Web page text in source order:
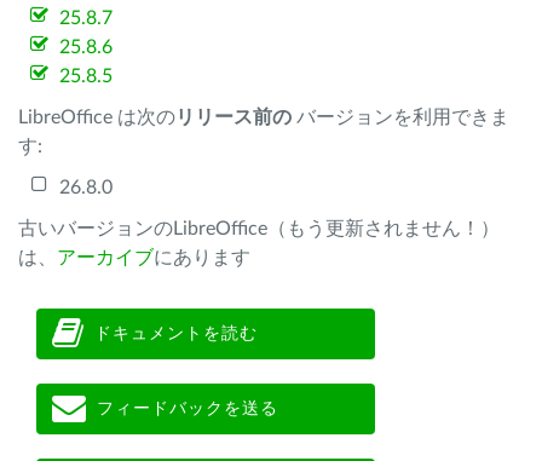
25.8.7
25.8.6
25.8.5
LibreOffice は次のリリース前の バージョンを利用できま
す:
26.8.0
古いバージョンのLibreOffice（もう更新されません！）
は、 アーカイブにあります
ドキュメントを読む
フィードバックを送る